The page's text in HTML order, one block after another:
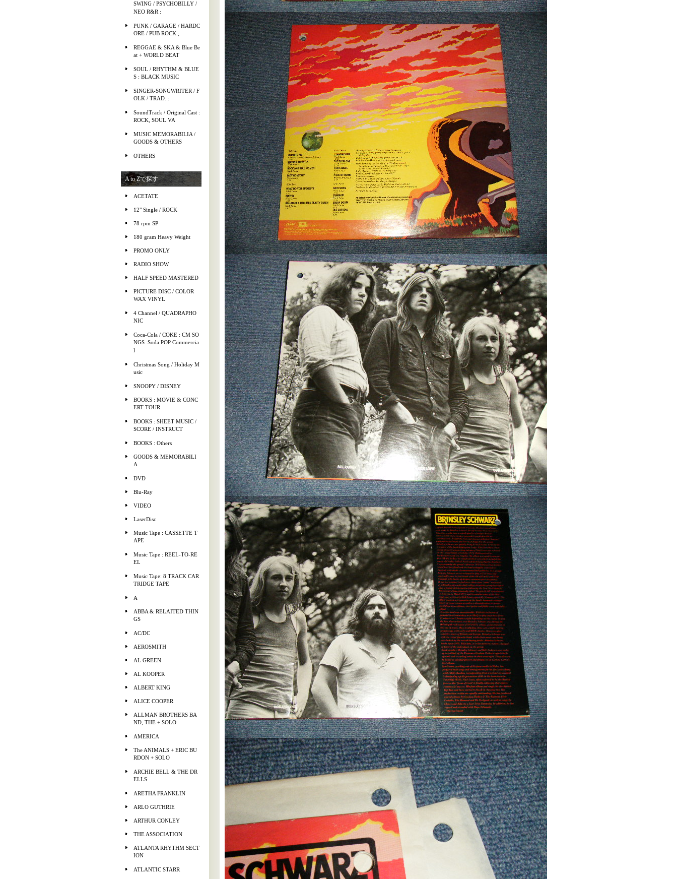
SWING / PSYCHOBILLY /
NEO R&R :
PUNK / GARAGE / HARDC
ORE / PUB ROCK ;
REGGAE & SKA & Blue Be
at + WORLD BEAT
SOUL / RHYTHM & BLUE
S : BLACK MUSIC
SINGER-SONGWRITER / F
OLK / TRAD. :
SoundTrack / Original Cast :
ROCK, SOUL VA
MUSIC MEMORABILIA /
GOODS & OTHERS
OTHERS
A to Zで探す
ACETATE
12" Single / ROCK
78 rpm SP
180 gram Heavy Weight
PROMO ONLY
RADIO SHOW
HALF SPEED MASTERED
PICTURE DISC / COLOR
WAX VINYL
4 Channel / QUADRAPHO
NIC
Coca-Cola / COKE : CM SO
NGS :Soda POP Commercia
l
Christmas Song / Holiday M
usic
SNOOPY / DISNEY
BOOKS : MOVIE & CONC
ERT TOUR
BOOKS : SHEET MUSIC /
SCORE / INSTRUCT
BOOKS : Others
GOODS & MEMORABILI
A
DVD
Blu-Ray
VIDEO
LaserDisc
Music Tape : CASSETTE T
APE
Music Tape : REEL-TO-RE
EL
Music Tape: 8 TRACK CAR
TRIDGE TAPE
A
ABBA & RELAITED THIN
GS
AC/DC
AEROSMITH
AL GREEN
AL KOOPER
ALBERT KING
ALICE COOPER
ALLMAN BROTHERS BA
ND, THE + SOLO
AMERICA
The ANIMALS + ERIC BU
RDON + SOLO
ARCHIE BELL & THE DR
ELLS
ARETHA FRANKLIN
ARLO GUTHRIE
ARTHUR CONLEY
THE ASSOCIATION
ATLANTA RHYTHM SECT
ION
ATLANTIC STARR